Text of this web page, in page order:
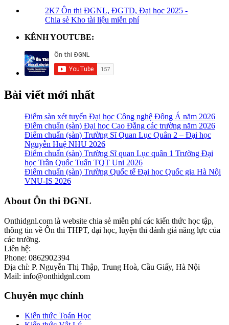
2K7 Ôn thi ĐGNL, ĐGTD, Đại học 2025 -
Chia sẻ Kho tài liệu miễn phí
KÊNH YOUTUBE:
Bài viết mới nhất
Điểm sàn xét tuyển Đại học Công nghệ Đông Á năm 2026
Điểm chuẩn (sàn) Đại học Cao Đẳng các trường năm 2026
Điểm chuẩn (sàn) Trường Sĩ Quan Lục Quân 2 – Đại học
Nguyễn Huệ NHU 2026
Điểm chuẩn (sàn) Trường Sĩ quan Lục quân 1 Trường Đại
học Trần Quốc Tuấn TQT Uni 2026
Điểm chuẩn (sàn) Trường Quốc tế Đại học Quốc gia Hà Nội
VNU-IS 2026
Footer
About Ôn thi ĐGNL
Onthidgnl.com là website chia sẻ miễn phí các kiến thức học tập,
thông tin về Ôn thi THPT, đại học, luyện thi đánh giá năng lực của
các trường.
Liên hệ:
Phone: 0862902394
Địa chỉ: P. Nguyễn Thị Thập, Trung Hoà, Cầu Giấy, Hà Nội
Mail: info@onthidgnl.com
Chuyên mục chính
Kiến thức Toán Học